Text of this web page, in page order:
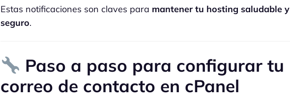
Estas notificaciones son claves para mantener tu hosting saludable y
seguro.
Paso a paso para configurar tu
correo de contacto en cPanel